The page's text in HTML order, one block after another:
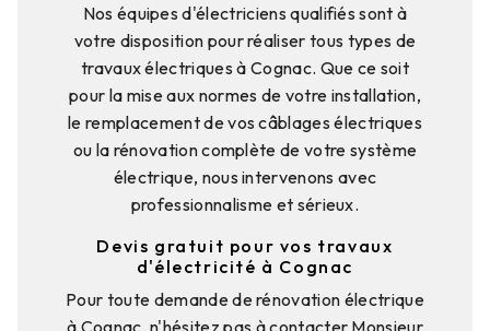
Nos équipes d'électriciens qualifiés sont à
votre disposition pour réaliser tous types de
travaux électriques à Cognac. Que ce soit
pour la mise aux normes de votre installation,
le remplacement de vos câblages électriques
ou la rénovation complète de votre système
électrique, nous intervenons avec
professionnalisme et sérieux.
Devis gratuit pour vos travaux
d'électricité à Cognac
Pour toute demande de rénovation électrique
à Cognac, n'hésitez pas à contacter Monsieur